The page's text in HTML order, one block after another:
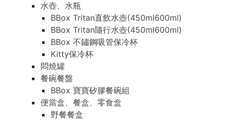
水壺、水瓶
BBox Tritan直飲水壺(450ml600ml)
BBox Tritan隨行水壺(450ml600ml)
BBox 不鏽鋼吸管保冷杯
Kitty保冷杯
悶燒罐
餐碗餐盤
BBox 寶寶矽膠餐碗組
便當盒、餐盒、零食盒
野餐餐盒